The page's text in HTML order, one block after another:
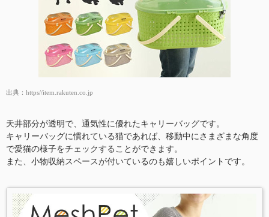
出典： https//item.rakuten.co.jp
天井部分が透明で、通気性に優れたキャリーバッグです。
キャリーバッグに慣れている猫であれば、移動中にさまざまな角度
で愛猫の様子をチェックすることができます。
また、小物収納スペースが付いているのも嬉しいポイントです。